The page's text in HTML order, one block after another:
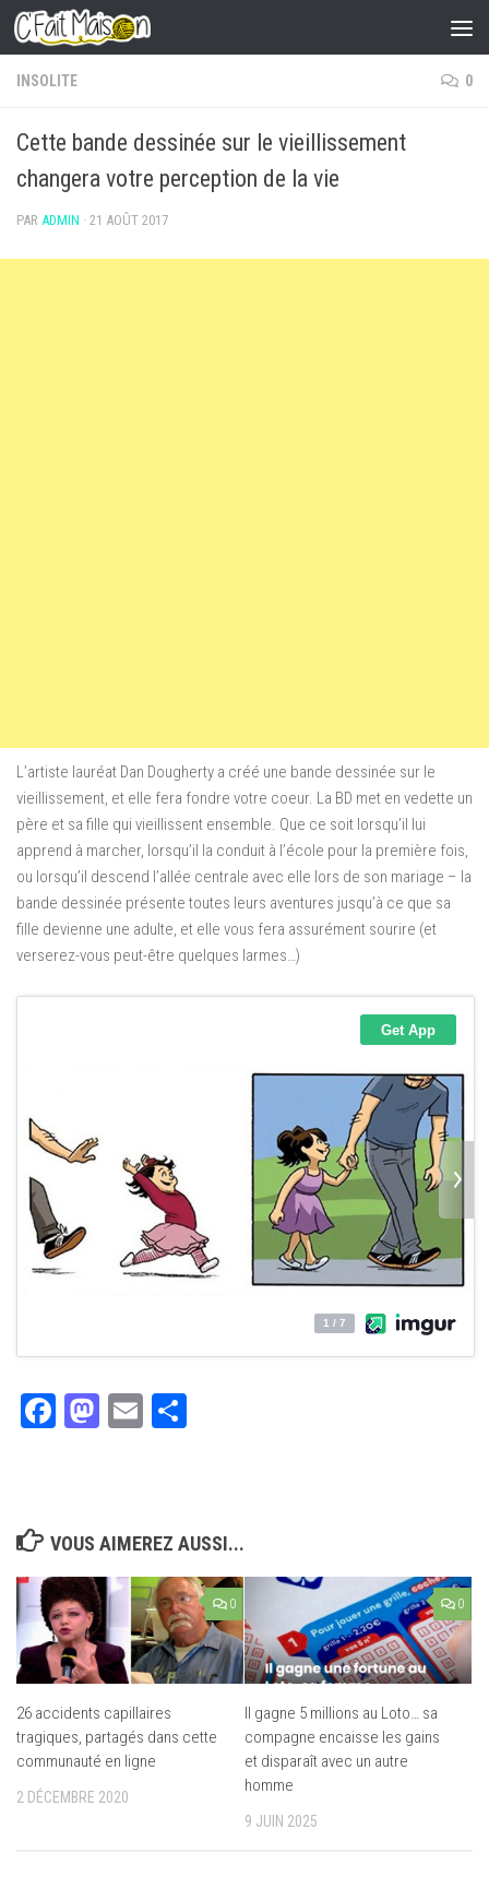
Skip to content
INSOLITE 0
Cette bande dessinée sur le vieillissement
changera votre perception de la vie
PAR ADMIN · 21 AOÛT 2017
L’artiste lauréat Dan Dougherty a créé une bande dessinée sur le
vieillissement, et elle fera fondre votre coeur. La BD met en vedette un
père et sa fille qui vieillissent ensemble. Que ce soit lorsqu’il lui
apprend à marcher, lorsqu’il la conduit à l’école pour la première fois,
ou lorsqu’il descend l’allée centrale avec elle lors de son mariage – la
bande dessinée présente toutes leurs aventures jusqu’à ce que sa
fille devienne une adulte, et elle vous fera assurément sourire (et
verserez-vous peut-être quelques larmes…)
Facebook
Mastodon
Email
VOUS AIMEREZ AUSSI...
0
26 accidents capillaires
tragiques, partagés dans cette
communauté en ligne
2 DÉCEMBRE 2020
0
Il gagne 5 millions au Loto… sa
compagne encaisse les gains
et disparaît avec un autre
homme
9 JUIN 2025